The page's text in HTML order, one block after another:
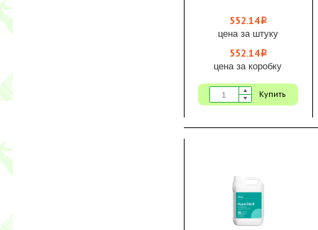
552.14i
цена за штуку
552.14i
цена за коробку
Купить